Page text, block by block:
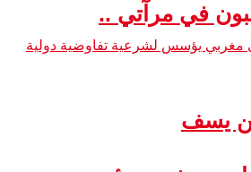
في مرآتي ..
يسف